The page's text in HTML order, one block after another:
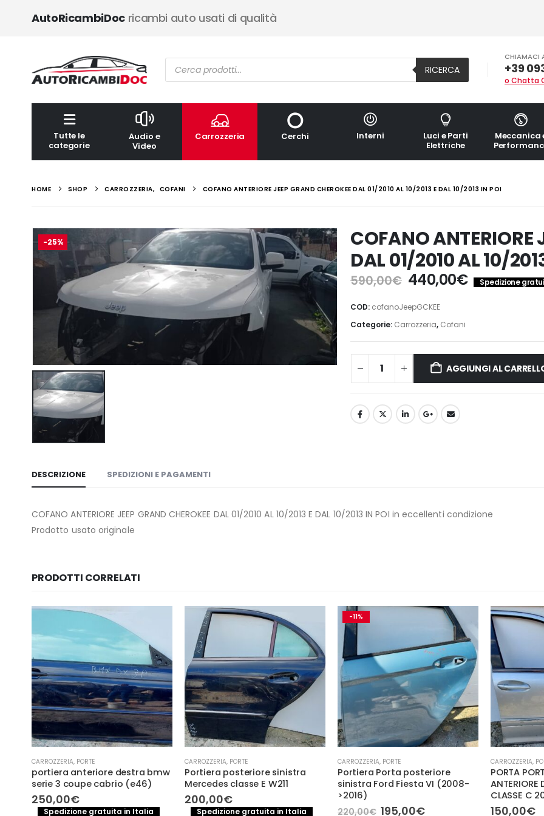
AutoRicambiDocricambi auto usati di qualità
Ricerca
prodotti RICERCA
CHIAMACI
+39
o Chatta
Tutte le
categorie
Audio e
Video
Carrozzeria Cerchi Interni
Luci e Parti
Elettriche
Meccanica
HOME SHOP CARROZZERIA, COFANI COFANO ANTERIORE JEEP GRAND CHEROKEE DAL 01/2010 AL 10/2013 E DAL 10/2013 IN POI
-25%
COFANO ANTERIORE
DAL 01/2010 AL 10/
590,00€ Il
prezzo
originale
era:
590,00€.
440,00€Il
prezzo
440,00€.
Spedizione
COD: cofanoJeepGCKEE
Categorie: Carrozzeria, Cofani
AGGIUNGI AL
DESCRIZIONE SPEDIZIONI E PAGAMENTI
COFANO ANTERIORE JEEP GRAND CHEROKEE DAL 01/2010 AL 10/2013 E DAL 10/2013 IN POI in eccellenti condizione
Prodotto usato originale
PRODOTTI CORRELATI
CARROZZERIA, PORTE
Portiera posteriore sinistra
Mercedes classe E W211
200,00€
Spedizione gratuita in Italia
-11%
CARROZZERIA, PORTE
Portiera Porta posteriore
sinistra Ford Fiesta VI (2008-
>2016)
220,00€ Il
195,00€Il
CARROZZERIA, PORTE
PORTA PORTIERA SPORTELLO
ANTERIORE DESTRO MERCEDES
CLASSE C 2002
150,00€
-10%
CARROZZERIA,
Portiera
Land Rover
200,00 € Il